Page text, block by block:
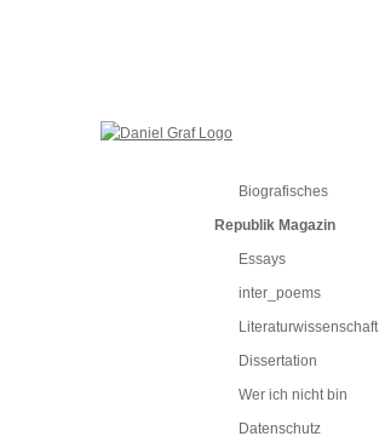
Biografisches
Republik Magazin
Essays
inter_poems
Literaturwissenschaft
Dissertation
Wer ich nicht bin
Datenschutz